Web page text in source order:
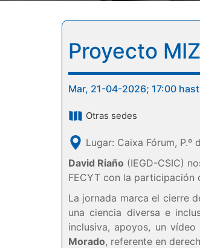
Proyecto
Mar, 21-04-2026; 17:00
Otras sedes
Lugar: Caixa Fórum, P.º
David Riaño (IEGD-CSIC)
FECYT con la participación
La jornada marca el cierre
una ciencia diversa e
inclusiva, apoyos, un
Morado, referente en